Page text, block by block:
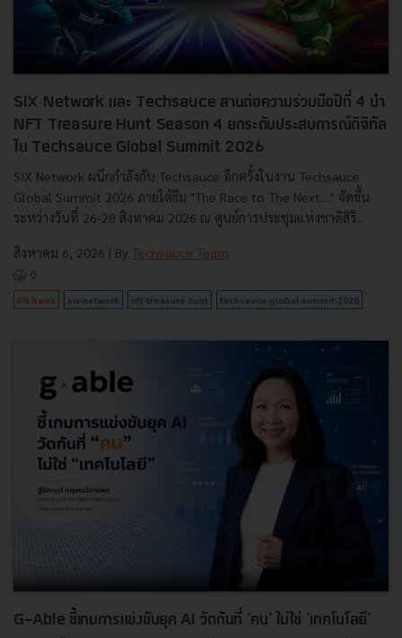
SIX Network และ Techsauce สานต่อความร่วมมือปีที่ 4 นำ
NFT Treasure Hunt Season 4 ยกระดับประสบการณ์ดิจิทัล
ใน Techsauce Global Summit 2026
SIX Network ผนึกกำลังกับ Techsauce อีกครั้งในงาน Techsauce
Global Summit 2026 ภายใต้ธีม "The Race to The Next…" จัดขึ้น
ระหว่างวันที่ 26-28 สิงหาคม 2026 ณ ศูนย์การประชุมแห่งชาติสิริ...
สิงหาคม 6, 2026 | By Techsauce Team
0
PR News six-network nft-treasure-hunt techsauce-global-summit-2026
G-Able ชี้เกมการแข่งขันยุค AI วัดกันที่ 'คน' ไม่ใช่ 'เทคโนโลยี'